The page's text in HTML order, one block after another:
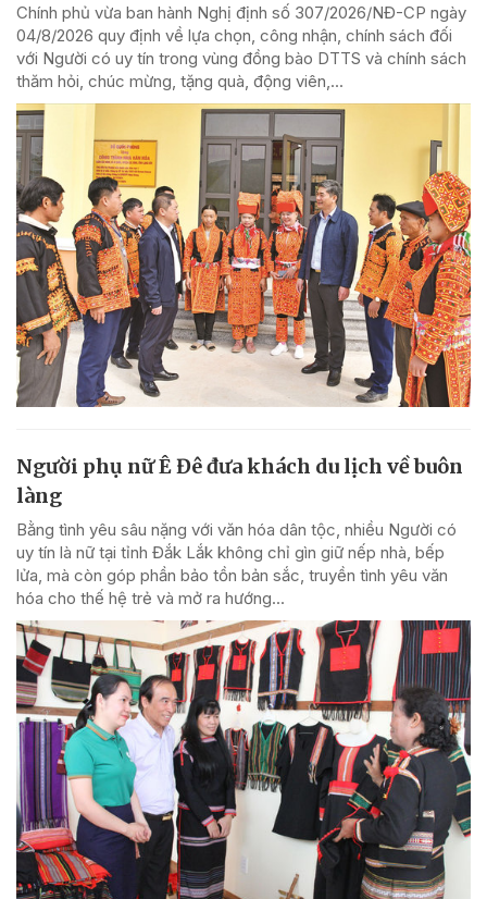
Chính phủ vừa ban hành Nghị định số 307/2026/NĐ-CP ngày
04/8/2026 quy định về lựa chọn, công nhận, chính sách đối
với Người có uy tín trong vùng đồng bào DTTS và chính sách
thăm hỏi, chúc mừng, tặng quà, động viên,...
Người phụ nữ Ê Đê đưa khách du lịch về buôn
làng
Bằng tình yêu sâu nặng với văn hóa dân tộc, nhiều Người có
uy tín là nữ tại tỉnh Đắk Lắk không chỉ gìn giữ nếp nhà, bếp
lửa, mà còn góp phần bảo tồn bản sắc, truyền tình yêu văn
hóa cho thế hệ trẻ và mở ra hướng...